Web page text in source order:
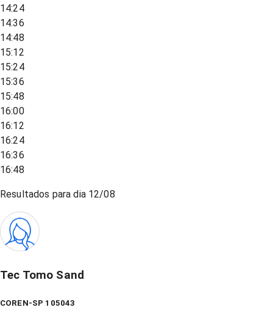
14:24
14:36
14:48
15:12
15:24
15:36
15:48
16:00
16:12
16:24
16:36
16:48
Resultados para dia 12/08
Tec Tomo Sand
COREN-SP 105043